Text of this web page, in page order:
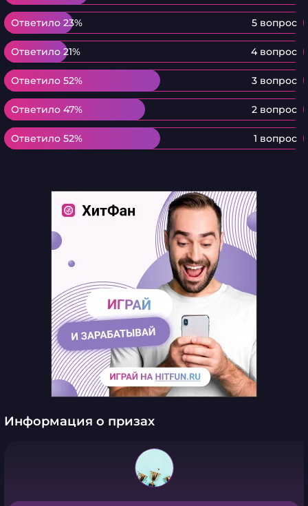
Ответило 23% 5 вопрос
Ответило 23%
Ответило 21% 4 вопрос
Ответило 21%
Ответило 52% 3 вопрос
Ответило 52%
Ответило 47% 2 вопрос
Ответило 47%
Ответило 52% 1 вопрос
Ответило 52%
Информация о призах